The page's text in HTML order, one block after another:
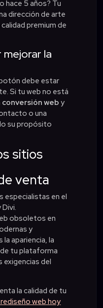
hace 5 años? Tu
dirección de arte
premium de
mejorar la
debe estar
Si tu web no está
conversión weby
o una
su propósito
sitios
venta
especialistas en el
obsoletos en
y
apariencia, la
tu plataforma
exigencias del
la calidad de tu
web hoy